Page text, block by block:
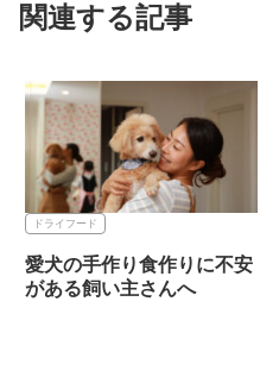
関連する記事
ドライフード
愛犬の手作り食作りに不安
がある飼い主さんへ